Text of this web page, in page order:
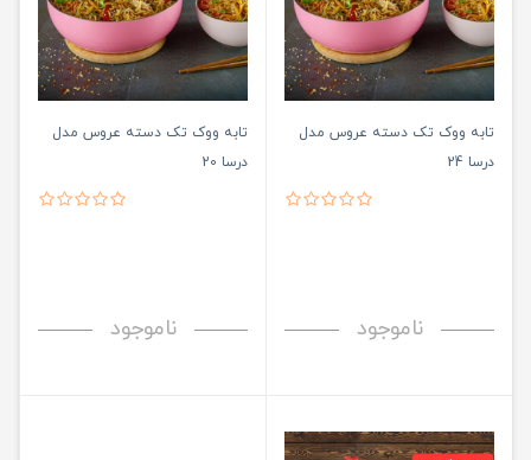
تابه ووک تک دسته عروس مدل
درسا 24
ناموجود
تابه ووک تک دسته عروس مدل
درسا 20
ناموجود